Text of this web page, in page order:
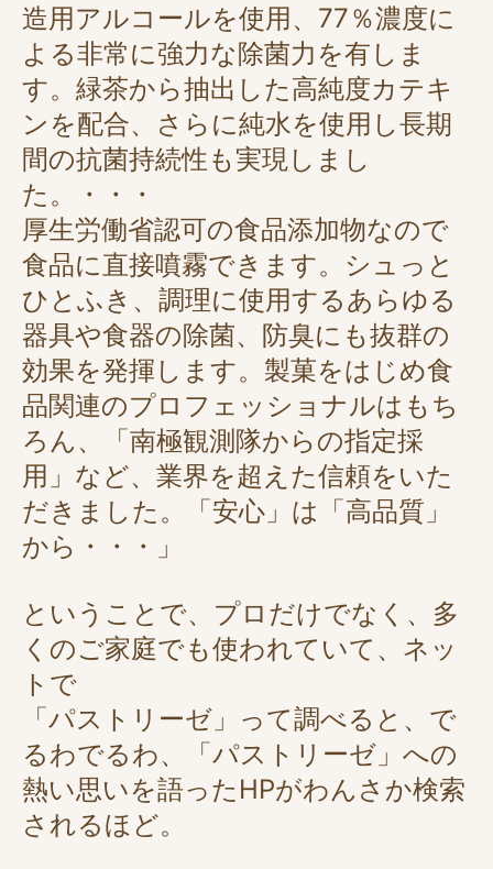
造用アルコールを使用、77％濃度に
よる非常に強力な除菌力を有しま
す。緑茶から抽出した高純度カテキ
ンを配合、さらに純水を使用し長期
間の抗菌持続性も実現しまし
た。・・・
厚生労働省認可の食品添加物なので
食品に直接噴霧できます。シュっと
ひとふき、調理に使用するあらゆる
器具や食器の除菌、防臭にも抜群の
効果を発揮します。製菓をはじめ食
品関連のプロフェッショナルはもち
ろん、「南極観測隊からの指定採
用」など、業界を超えた信頼をいた
だきました。「安心」は「高品質」
から・・・」
ということで、プロだけでなく、多
くのご家庭でも使われていて、ネッ
トで
「パストリーゼ」って調べると、で
るわでるわ、「パストリーゼ」への
熱い思いを語ったHPがわんさか検索
されるほど。